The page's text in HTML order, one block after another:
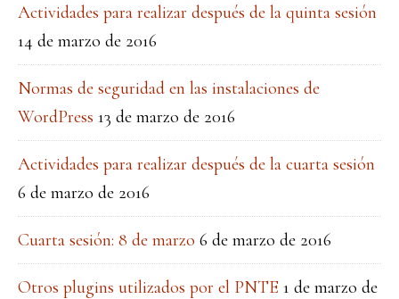
Actividades para realizar después de la quinta sesión
14 de marzo de 2016
Normas de seguridad en las instalaciones de
WordPress 13 de marzo de 2016
Actividades para realizar después de la cuarta sesión
6 de marzo de 2016
Cuarta sesión: 8 de marzo 6 de marzo de 2016
Otros plugins utilizados por el PNTE 1 de marzo de